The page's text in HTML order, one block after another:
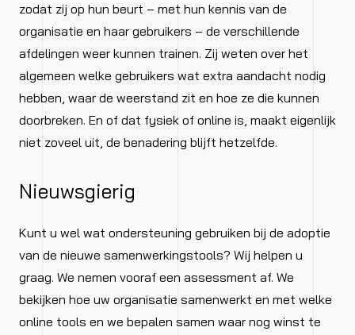
zodat zij op hun beurt – met hun kennis van de
organisatie en haar gebruikers – de verschillende
afdelingen weer kunnen trainen. Zij weten over het
algemeen welke gebruikers wat extra aandacht nodig
hebben, waar de weerstand zit en hoe ze die kunnen
doorbreken. En of dat fysiek of online is, maakt eigenlijk
niet zoveel uit, de benadering blijft hetzelfde.
Nieuwsgierig
Kunt u wel wat ondersteuning gebruiken bij de adoptie
van de nieuwe samenwerkingstools? Wij helpen u
graag. We nemen vooraf een assessment af. We
bekijken hoe uw organisatie samenwerkt en met welke
online tools en we bepalen samen waar nog winst te